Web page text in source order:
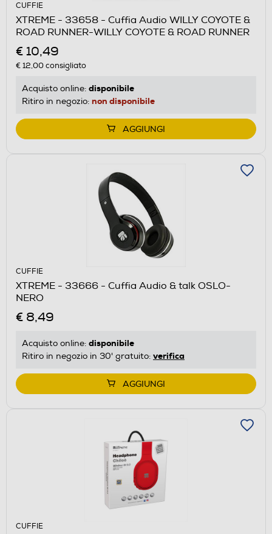
CUFFIE
XTREME - 33658 - Cuffia Audio WILLY COYOTE &
ROAD RUNNER-WILLY COYOTE & ROAD RUNNER
€ 10,49
€ 12,00consigliato
Acquisto online: disponibile
Ritiro in negozio: non disponibile
AGGIUNGI
CUFFIE
XTREME - 33666 - Cuffia Audio & talk OSLO-
NERO
€ 8,49
Acquisto online: disponibile
Ritiro in negozio in 30' gratuito: verifica
AGGIUNGI
CUFFIE